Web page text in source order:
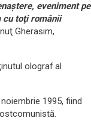
eveniment pe
cu toţi românii
Gherasim,
olograf al
1995, fiind